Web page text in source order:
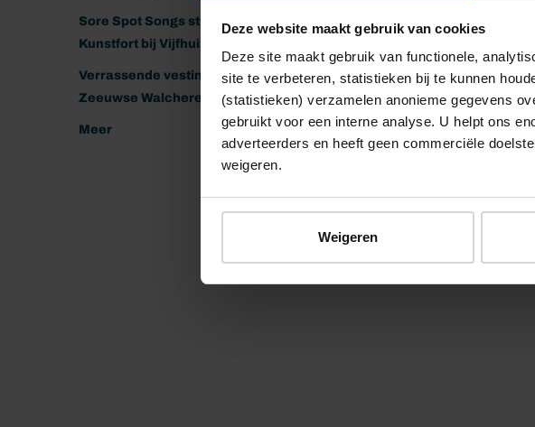
Deze website maakt gebruik van cookies
Deze site maakt gebruik van functionele,
site te verbeteren, statistieken bij te kunnen
(statistieken) verzamelen anonieme gegevens
gebruikt voor een interne analyse. U helpt ons
adverteerders en heeft geen commerciële
weigeren.
Weigeren
Sore Spot Songs strijkt neer op het
Kunstfort bij Vijfhuizen
Verrassende vestingen van het
Zeeuwse Walcheren
Meer
© 2026 Stichting Forten Nederland Over ons Doneer nu